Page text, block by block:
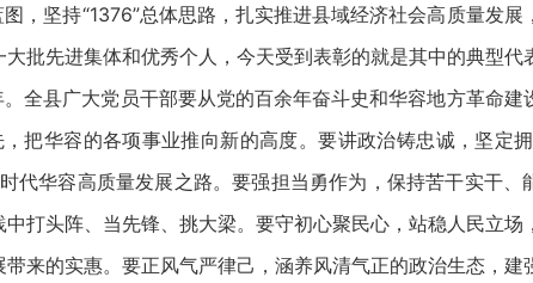
，坚持“1376”总体思路，扎实推进县域经济社会高质量发展
批先进集体和优秀个人，今天受到表彰的就是其中的典型代
县广大党员干部要从党的百余年奋斗史和华容地方革命建
把华容的各项事业推向新的高度。要讲政治铸忠诚，坚定
代华容高质量发展之路。要强担当勇作为，保持苦干实干、
打头阵、当先锋、挑大梁。要守初心聚民心，站稳人民立场
来的实惠。要正风气严律己，涵养风清气正的政治生态，建